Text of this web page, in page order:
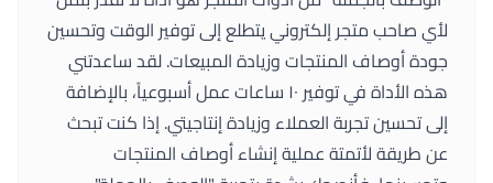
لأي صاحب متجر إلكتروني يتطلع إلى توفير الوقت وتحسين
جودة أوصاف المنتجات وزيادة المبيعات. لقد ساعدتني
هذه الأداة في توفير ١٠ ساعات عمل أسبوعياً، بالإضافة
إلى تحسين تجربة العملاء وزيادة إنتاجيتي. إذا كنت تبحث
عن طريقة لأتمتة عملية إنشاء أوصاف المنتجات